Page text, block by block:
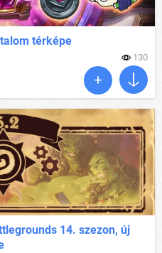
térképe
130
14. szezon, új